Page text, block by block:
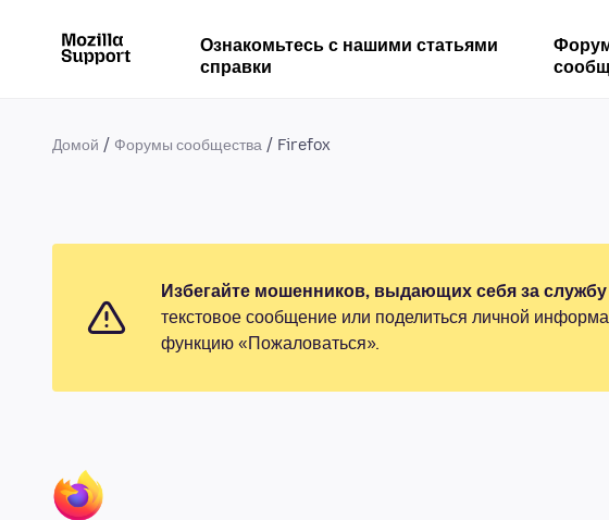
Ознакомьтесь с нашими статьями
справки
Домой Форумы сообщества Firefox
Избегайте мошенников, выдающих себя за
текстовое сообщение или поделиться личной
функцию «Пожаловаться».